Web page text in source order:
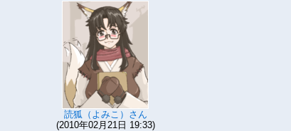
読狐（よみこ）さん
(2010年02月21日 19:33)